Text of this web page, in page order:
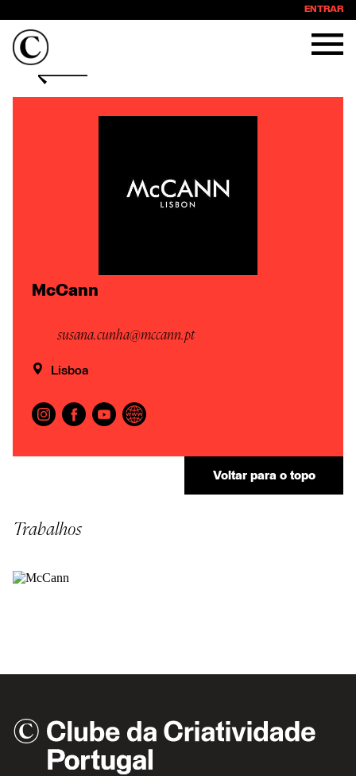
ENTRAR
McCann
susana.cunha@mccann.pt
Lisboa
Voltar para o topo
Trabalhos